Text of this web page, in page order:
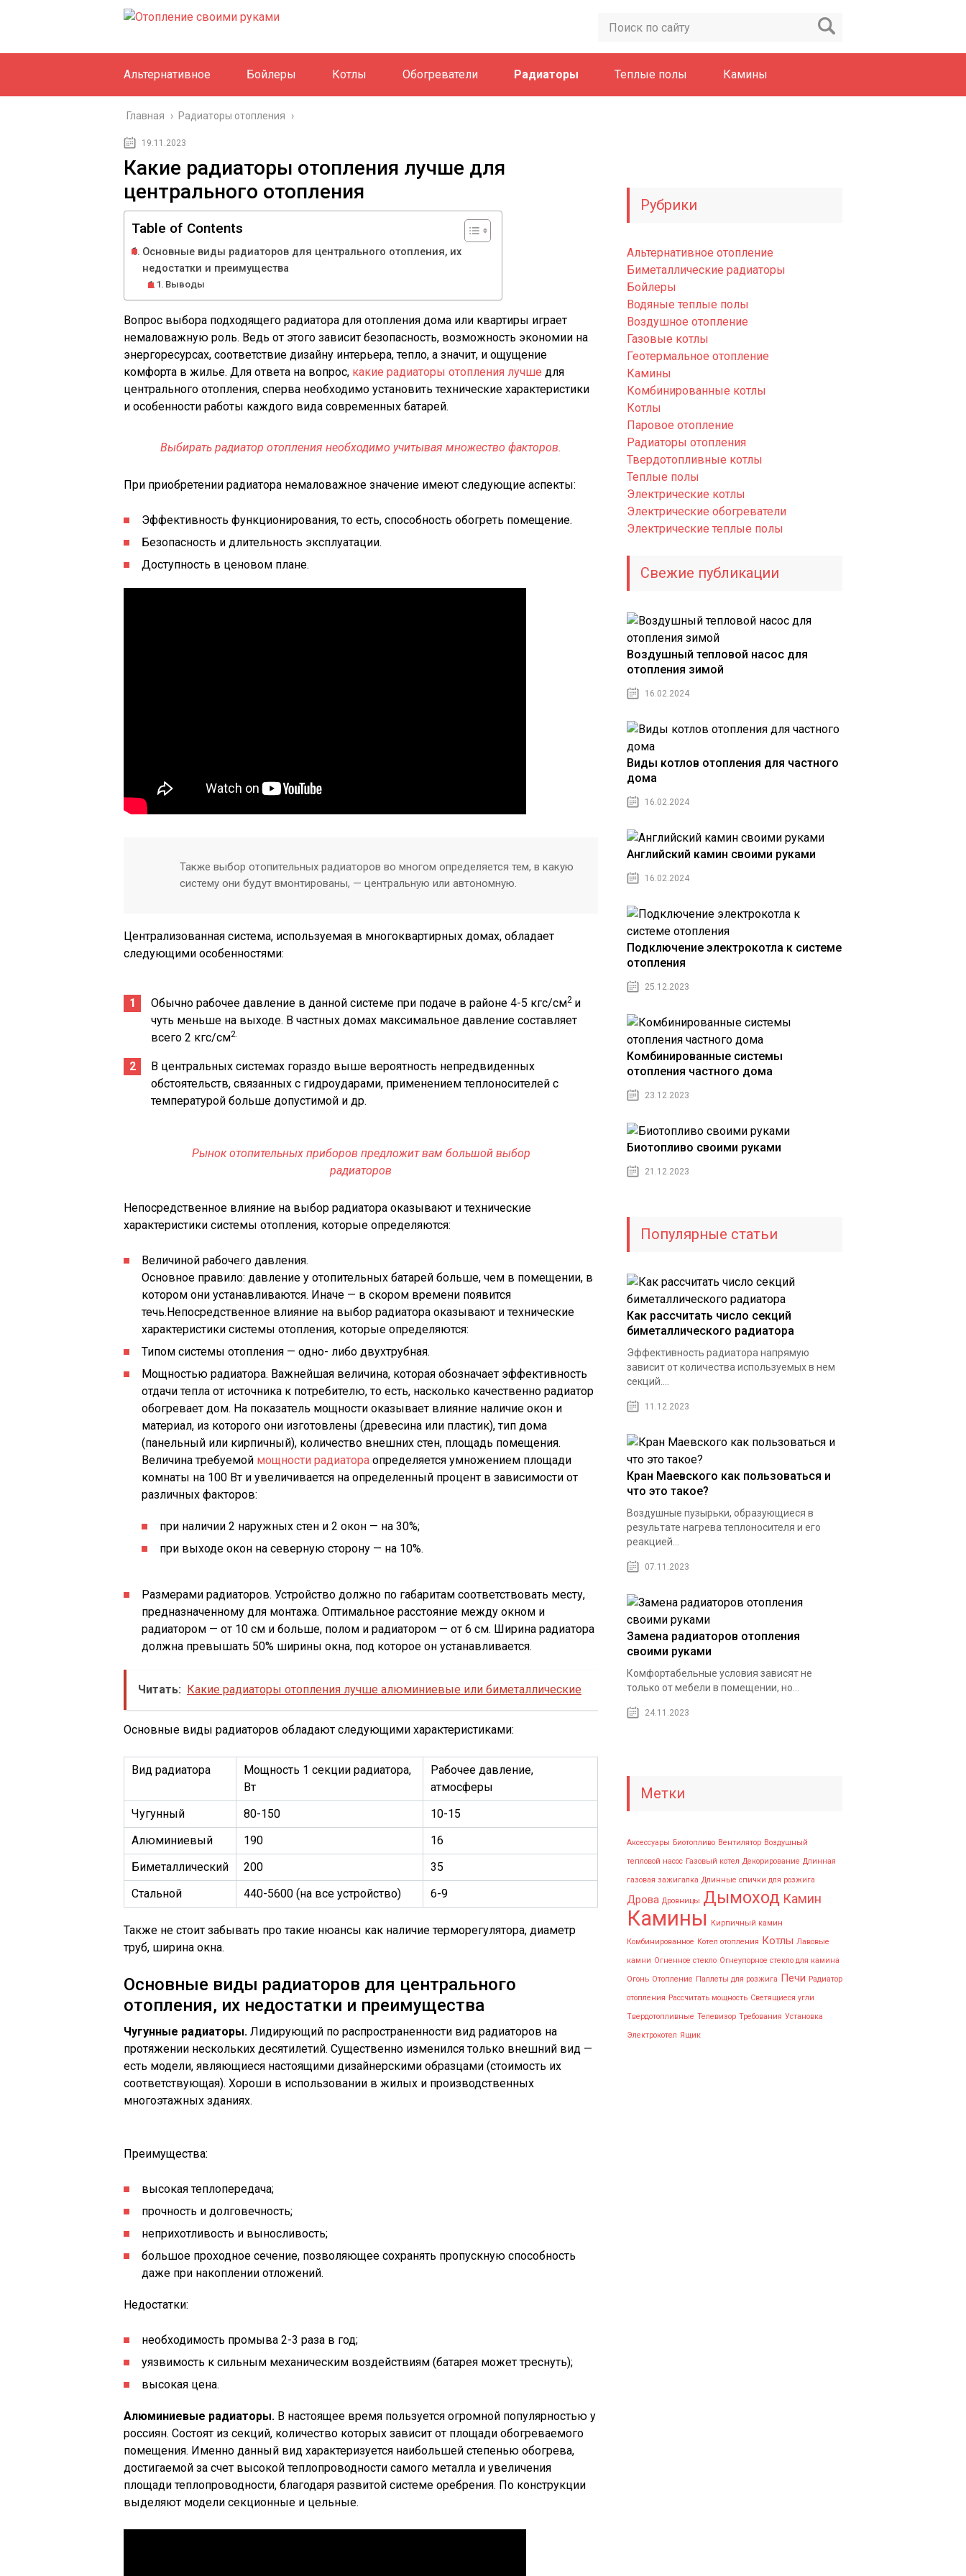
Альтернативное Бойлеры Котлы Обогреватели Радиаторы Теплые полы Камины
Главная › Радиаторы отопления ›
19.11.2023
Какие радиаторы отопления лучше для
центрального отопления
Table of Contents
Основные виды радиаторов для центрального отопления, их
недостатки и преимущества
Выводы
Вопрос выбора подходящего радиатора для отопления дома или квартиры играет
немаловажную роль. Ведь от этого зависит безопасность, возможность экономии на
энергоресурсах, соответствие дизайну интерьера, тепло, а значит, и ощущение
комфорта в жилье. Для ответа на вопрос, какие радиаторы отопления лучше для
центрального отопления, сперва необходимо установить технические характеристики
и особенности работы каждого вида современных батарей.
Выбирать радиатор отопления необходимо учитывая множество факторов.
При приобретении радиатора немаловажное значение имеют следующие аспекты:
Эффективность функционирования, то есть, способность обогреть помещение.
Безопасность и длительность эксплуатации.
Доступность в ценовом плане.
Также выбор отопительных радиаторов во многом определяется тем, в какую
систему они будут вмонтированы, — центральную или автономную.
Централизованная система, используемая в многоквартирных домах, обладает
следующими особенностями:
Обычно рабочее давление в данной системе при подаче в районе 4-5 кгс/см2 и
чуть меньше на выходе. В частных домах максимальное давление составляет
всего 2 кгс/см2.
В центральных системах гораздо выше вероятность непредвиденных
обстоятельств, связанных с гидроударами, применением теплоносителей с
температурой больше допустимой и др.
Рынок отопительных приборов предложит вам большой выбор
радиаторов
Непосредственное влияние на выбор радиатора оказывают и технические
характеристики системы отопления, которые определяются:
Величиной рабочего давления.
Основное правило: давление у отопительных батарей больше, чем в помещении, в
котором они устанавливаются. Иначе — в скором времени появится
течь.Непосредственное влияние на выбор радиатора оказывают и технические
характеристики системы отопления, которые определяются:
Типом системы отопления — одно- либо двухтрубная.
Мощностью радиатора. Важнейшая величина, которая обозначает эффективность
отдачи тепла от источника к потребителю, то есть, насколько качественно радиатор
обогревает дом. На показатель мощности оказывает влияние наличие окон и
материал, из которого они изготовлены (древесина или пластик), тип дома
(панельный или кирпичный), количество внешних стен, площадь помещения.
Величина требуемой мощности радиатора определяется умножением площади
комнаты на 100 Вт и увеличивается на определенный процент в зависимости от
различных факторов:
при наличии 2 наружных стен и 2 окон — на 30%;
при выходе окон на северную сторону — на 10%.
Размерами радиаторов. Устройство должно по габаритам соответствовать месту,
предназначенному для монтажа. Оптимальное расстояние между окном и
радиатором — от 10 см и больше, полом и радиатором — от 6 см. Ширина радиатора
должна превышать 50% ширины окна, под которое он устанавливается.
Читать: Какие радиаторы отопления лучше алюминиевые или биметаллические
Основные виды радиаторов обладают следующими характеристиками:
Вид радиатора
Мощность 1 секции радиатора,
Вт
Рабочее давление,
атмосферы
Чугунный
80-150
10-15
Алюминиевый
190
16
Биметаллический
200
35
Стальной
440-5600 (на все устройство) 6-9
Также не стоит забывать про такие нюансы как наличие терморегулятора, диаметр
труб, ширина окна.
Основные виды радиаторов для центрального
отопления, их недостатки и преимущества
Чугунные радиаторы. Лидирующий по распространенности вид радиаторов на
протяжении нескольких десятилетий. Существенно изменился только внешний вид —
есть модели, являющиеся настоящими дизайнерскими образцами (стоимость их
соответствующая). Хороши в использовании в жилых и производственных
многоэтажных зданиях.
Преимущества:
высокая теплопередача;
прочность и долговечность;
неприхотливость и выносливость;
большое проходное сечение, позволяющее сохранять пропускную способность
даже при накоплении отложений.
Недостатки:
необходимость промыва 2-3 раза в год;
уязвимость к сильным механическим воздействиям (батарея может треснуть);
высокая цена.
Алюминиевые радиаторы. В настоящее время пользуется огромной популярностью у
россиян. Состоят из секций, количество которых зависит от площади обогреваемого
помещения. Именно данный вид характеризуется наибольшей степенью обогрева,
достигаемой за счет высокой теплопроводности самого металла и увеличения
площади теплопроводности, благодаря развитой системе оребрения. По конструкции
выделяют модели секционные и цельные.
Рубрики
Альтернативное отопление
Биметаллические радиаторы
Бойлеры
Водяные теплые полы
Воздушное отопление
Газовые котлы
Геотермальное отопление
Камины
Комбинированные котлы
Котлы
Паровое отопление
Радиаторы отопления
Твердотопливные котлы
Теплые полы
Электрические котлы
Электрические обогреватели
Электрические теплые полы
Свежие публикации
Воздушный тепловой насос для
отопления зимой
16.02.2024
Виды котлов отопления для частного
дома
16.02.2024
Английский камин своими руками
16.02.2024
Подключение электрокотла к системе
отопления
25.12.2023
Комбинированные системы
отопления частного дома
23.12.2023
Биотопливо своими руками
21.12.2023
Популярные статьи
Как рассчитать число секций
биметаллического радиатора
Эффективность радиатора напрямую
зависит от количества используемых в нем
секций....
11.12.2023
Кран Маевского как пользоваться и
что это такое?
Воздушные пузырьки, образующиеся в
результате нагрева теплоносителя и его
реакцией...
07.11.2023
Замена радиаторов отопления
своими руками
Комфортабельные условия зависят не
только от мебели в помещении, но...
24.11.2023
Метки
Аксессуары Биотопливо Вентилятор Воздушный
тепловой насос Газовый котел Декорирование Длинная
газовая зажигалка Длинные спички для розжига
Дрова Дровницы Дымоход Камин
Камины
Кирпичный камин
Комбинированное Котел отопления Котлы Лавовые
камни Огненное стекло Огнеупорное стекло для камина
Огонь Отопление Паллеты для розжига Печи Радиатор
отопления Рассчитать мощность Светящиеся угли
Твердотопливные Телевизор Требования Установка
Электрокотел Ящик